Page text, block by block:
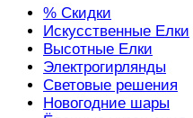
% Скидки
Искусственные Елки
Высотные Елки
Электрогирлянды
Световые решения
Новогодние шары